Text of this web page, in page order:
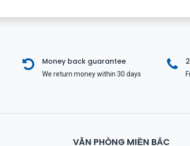
Money back guarantee
We return money within 30 days
VĂN PHÒNG MIỀN BẮC